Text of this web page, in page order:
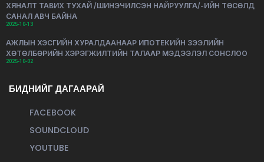
ХЯНАЛТ ТАВИХ ТУХАЙ /ШИНЭЧИЛСЭН НАЙРУУЛГА/-ИЙН ТӨСӨЛД
САНАЛ АВЧ БАЙНА
2025-10-13
АЖЛЫН ХЭСГИЙН ХУРАЛДААНААР ИПОТЕКИЙН ЗЭЭЛИЙН
ХӨТӨЛБӨРИЙН ХЭРЭГЖИЛТИЙН ТАЛААР МЭДЭЭЛЭЛ СОНСЛОО
2025-10-02
БИДНИЙГ ДАГААРАЙ
FACEBOOK
SOUNDCLOUD
YOUTUBE